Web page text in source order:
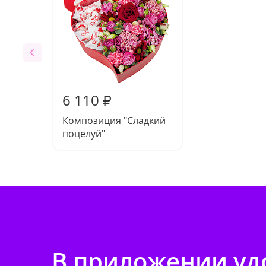
6 110 ₽
Композиция "Сладкий
поцелуй"